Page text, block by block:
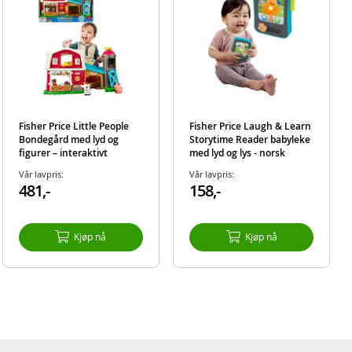
Fisher Price Little People
Bondegård med lyd og
figurer – interaktivt
Vår lavpris:
481,-
Kjøp nå
Fisher Price Laugh & Learn
Storytime Reader babyleke
med lyd og lys - norsk
Vår lavpris:
158,-
Kjøp nå